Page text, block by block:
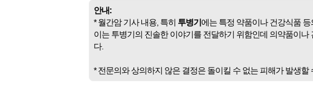
안내:
* 월간암 기사 내용, 특히 투병기 에는 특정 약품이나 건강식품 등
이는 투병기의 진솔한 이야기를 전달하기 위함인데 의약품이
다.
* 전문의와 상의하지 않은 결정은 돌이킬 수 없는 피해가 발생